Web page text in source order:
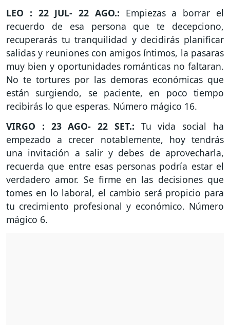
LEO : 22 JUL- 22 AGO.: Empiezas a borrar el
recuerdo de esa persona que te decepciono,
recuperarás tu tranquilidad y decidirás planificar
salidas y reuniones con amigos íntimos, la pasaras
muy bien y oportunidades románticas no faltaran.
No te tortures por las demoras económicas que
están surgiendo, se paciente, en poco tiempo
recibirás lo que esperas. Número mágico 16.
VIRGO : 23 AGO- 22 SET.: Tu vida social ha
empezado a crecer notablemente, hoy tendrás
una invitación a salir y debes de aprovecharla,
recuerda que entre esas personas podría estar el
verdadero amor. Se firme en las decisiones que
tomes en lo laboral, el cambio será propicio para
tu crecimiento profesional y económico. Número
mágico 6.